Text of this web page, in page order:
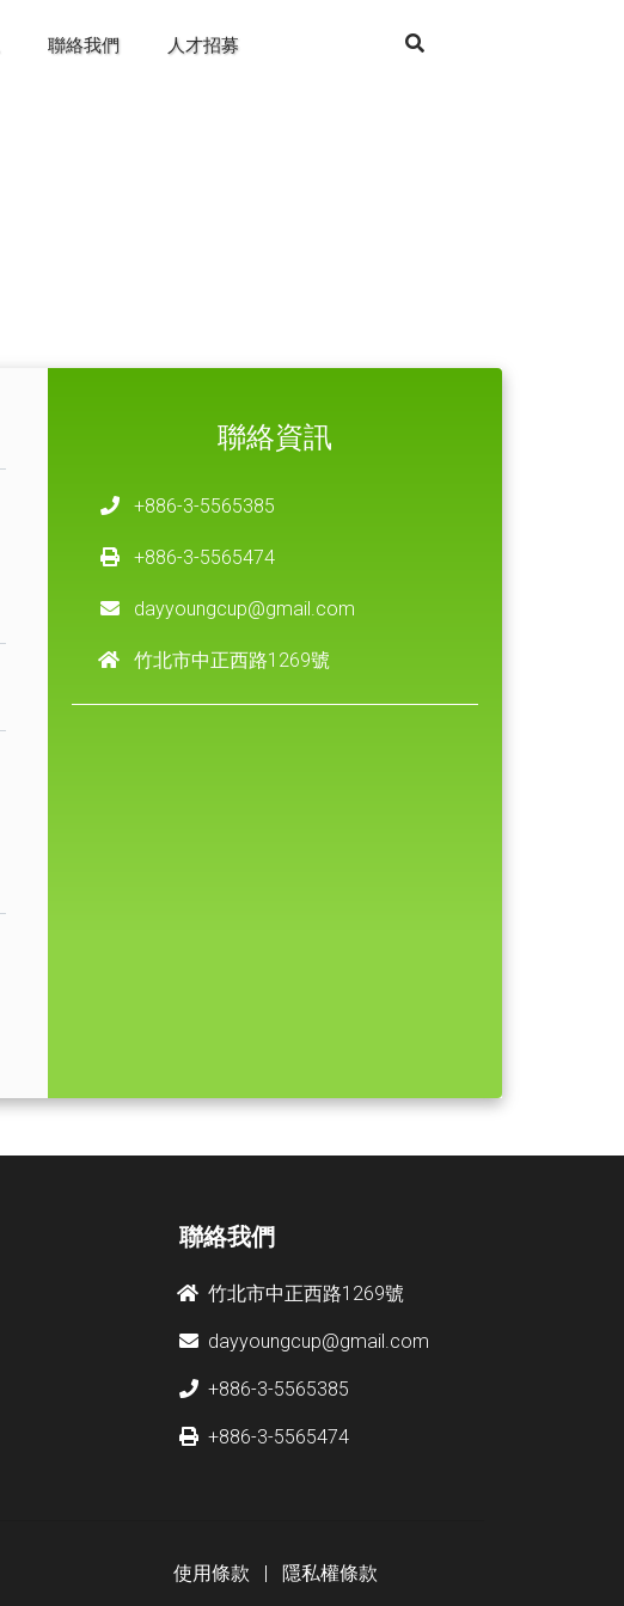
聯絡我們 人才招募
聯絡資訊
+886-3-5565385
+886-3-5565474
dayyoungcup@gmail.com
竹北市中正西路1269號
聯絡我們
竹北市中正西路1269號
dayyoungcup@gmail.com
+886-3-5565385
+886-3-5565474
使用條款 | 隱私權條款